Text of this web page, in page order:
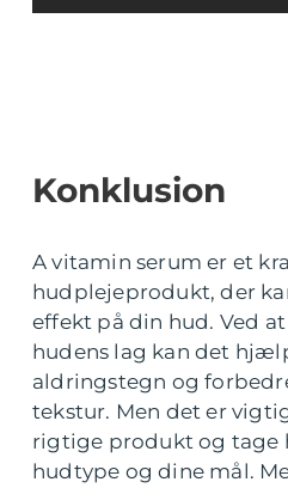
Konklusion
A vitamin serum er et
hudplejeprodukt, der
effekt på din hud. Ved
hudens lag kan det
aldringstegn og
tekstur. Men det er
rigtige produkt og tage
hudtype og dine mål.